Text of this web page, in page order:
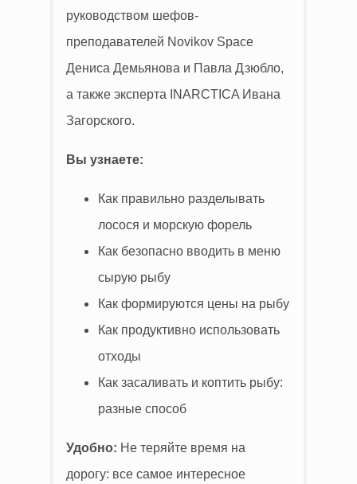
руководством шефов-
преподавателей Novikov Space
Дениса Демьянова и Павла Дзюбло,
а также эксперта INARCTICA Ивана
Загорского.
Вы узнаете:
Как правильно разделывать
лосося и морскую форель
Как безопасно вводить в меню
сырую рыбу
Как формируются цены на рыбу
Как продуктивно использовать
отходы
Как засаливать и коптить рыбу:
разные способ
Удобно: Не теряйте время на
дорогу: все самое интересное